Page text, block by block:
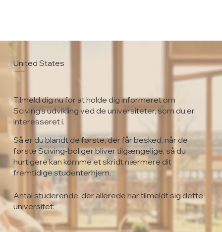
United States
Marymount University
Tilmeld dig nu for at holde dig informeret om
Sciving's udvikling ved de universiteter, som du er
interesseret i.
Så er du blandt de første, der får besked, når de
første Sciving-boliger bliver tilgængelige, så du
hurtigere kan komme et skridt nærmere dit
fremtidige studenterhjem.
Antal studerende, der allerede har tilmeldt sig dette
universitet: